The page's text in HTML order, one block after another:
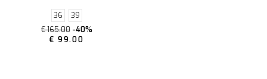
36
39
€ 165.00 -40%
€ 99.00